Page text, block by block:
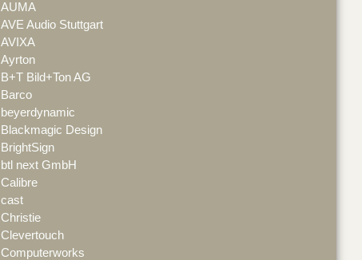
AUMA
AVE Audio Stuttgart
AVIXA
Ayrton
B+T Bild+Ton AG
Barco
beyerdynamic
Blackmagic Design
BrightSign
btl next GmbH
Calibre
cast
Christie
Clevertouch
Computerworks